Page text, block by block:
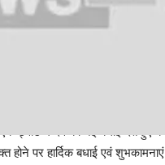
ट्वीट में देव को नई बधाई देते हुए
होने पर हार्दिक बधाई एवं